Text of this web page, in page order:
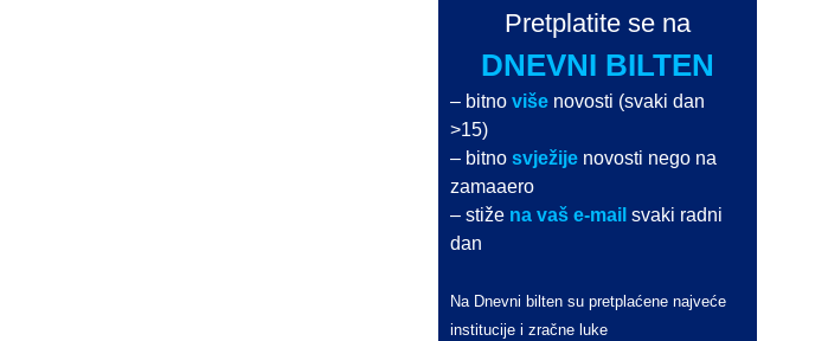
Pretplatite se na
DNEVNI BILTEN
– bitnoviše novosti (svaki dan
>15)
– bitnosvježije novosti nego na
zamaaero
– stiže na vaš e-mail svaki radni
dan
Na Dnevni bilten su pretplaćene najveće
institucije i zračne luke